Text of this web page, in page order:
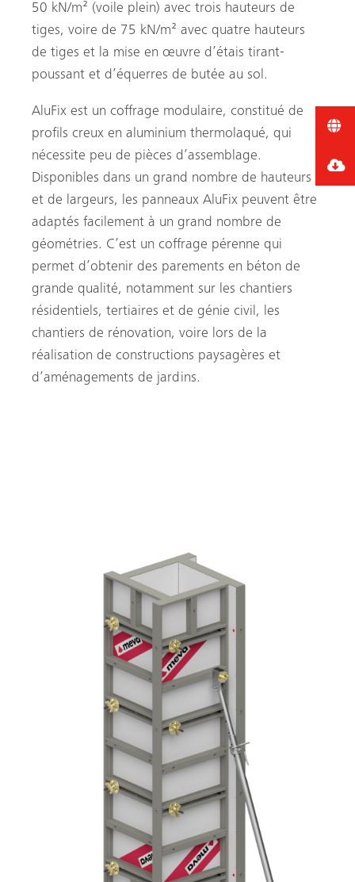
50 kN/m² (voile plein) avec trois hauteurs de
tiges, voire de 75 kN/m² avec quatre hauteurs
de tiges et la mise en œuvre d’étais tirant-
poussant et d’équerres de butée au sol.
AluFix est un coffrage modulaire, constitué de
profils creux en aluminium thermolaqué, qui
nécessite peu de pièces d’assemblage.
Disponibles dans un grand nombre de hauteurs
et de largeurs, les panneaux AluFix peuvent être
adaptés facilement à un grand nombre de
géométries. C’est un coffrage pérenne qui
permet d’obtenir des parements en béton de
grande qualité, notamment sur les chantiers
résidentiels, tertiaires et de génie civil, les
chantiers de rénovation, voire lors de la
réalisation de constructions paysagères et
d’aménagements de jardins.